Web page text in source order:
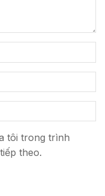
tôi trong trình
theo.